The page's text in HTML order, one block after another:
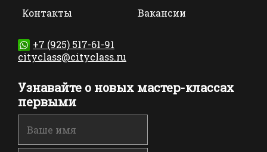
Контакты
Вакансии
+7 (925) 517-61-91
cityclass@cityclass.ru
Узнавайте о новых мастер-классах
первыми